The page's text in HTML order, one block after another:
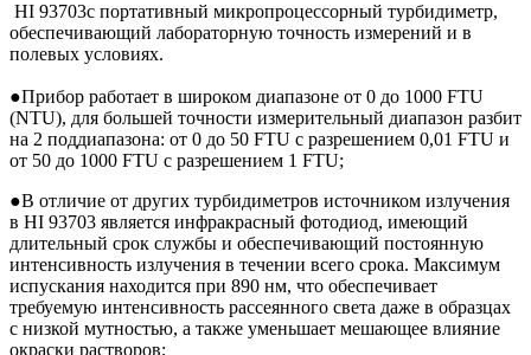
HI 93703с портативный микропроцессорный турбидиметр,
обеспечивающий лабораторную точность измерений и в
полевых условиях.
●Прибор работает в широком диапазоне от 0 до 1000 FTU
(NTU), для большей точности измерительный диапазон разбит
на 2 поддиапазона: от 0 до 50 FTU с разрешением 0,01 FTU и
от 50 до 1000 FTU с разрешением 1 FTU;
●В отличие от других турбидиметров источником излучения
в HI 93703 является инфракрасный фотодиод, имеющий
длительный срок службы и обеспечивающий постоянную
интенсивность излучения в течении всего срока. Максимум
испускания находится при 890 нм, что обеспечивает
требуемую интенсивность рассеянного света даже в образцах
с низкой мутностью, а также уменьшает мешающее влияние
окраски растворов;